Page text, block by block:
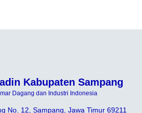
Kabupaten Sampang
Dagang dan Industri Indonesia
No. 12, Sampang, Jawa Timur 69211